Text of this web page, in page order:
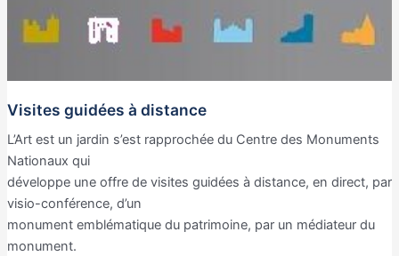
Visites guidées à distance
L’Art est un jardin s’est rapprochée du Centre des Monuments
Nationaux qui
développe une offre de visites guidées à distance, en direct, par
visio-conférence, d’un
monument emblématique du patrimoine, par un médiateur du
monument.